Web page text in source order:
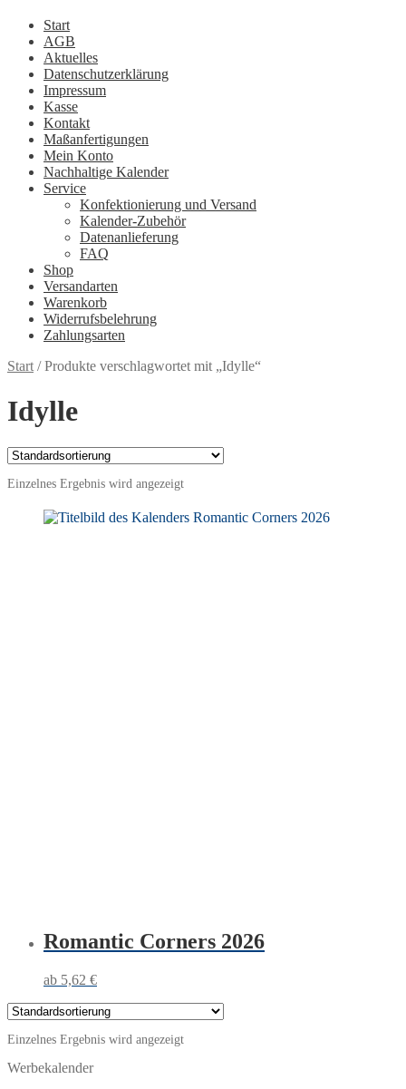
Start
AGB
Aktuelles
Datenschutzerklärung
Impressum
Kasse
Kontakt
Maßanfertigungen
Mein Konto
Nachhaltige Kalender
Service
Konfektionierung und Versand
Kalender-Zubehör
Datenanlieferung
FAQ
Shop
Versandarten
Warenkorb
Widerrufsbelehrung
Zahlungsarten
Start /Produkte verschlagwortet mit „Idylle“
Idylle
Einzelnes Ergebnis wird angezeigt
Romantic Corners 2026
5,62 €
Einzelnes Ergebnis wird angezeigt
Werbekalender